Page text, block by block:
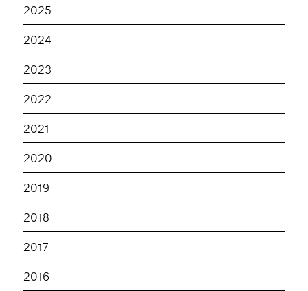
2025
2024
2023
2022
2021
2020
2019
2018
2017
2016